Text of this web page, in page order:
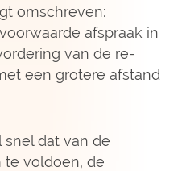
omschreven:
afspraak in
van de re-
een grotere afstand
snel dat van de
te voldoen, de